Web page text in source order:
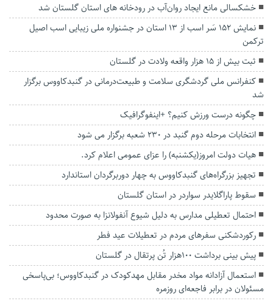
خشکسالی مانع ایجاد روان‌آب در رودخانه‌ های استان گلستان شد
نمایش ۱۵۲ سَر اسب از ۱۳ استان در جشنواره ملی زیبایی اسب اصیل
ترکمن
ثبت بیش از ۱۵ هزار واقعه ولادت در گلستان
کنفرانس ملی گردشگری سلامت و طبیعت‌درمانی در گنبدکاووس برگزار
شد
چگونه درست ورزش کنیم؟ +اینفوگرافیک
انتخابات مرحله دوم گنبد در ۲۳۰ شعبه برگزار می شود
هیات دولت امروز(یکشنبه) را عزای عمومی اعلام کرد.
تجهیز بزرگراه‌های گنبدکاووس به چهار دوربرگردان‌ استاندارد
سقوط پاراگلایدر سواردر در استان گلستان
احتمال تعطیلی مدارس به دلیل شیوع آنفولانزا به صورت محدود
رکوردشکنی سفرهای مردم در تعطیلات عید فطر
پیش بینی برداشت ۱۰۰هزار تُن پرتقال در گلستان
استعمال آزادانه مواد مخدر مقابل مهدکودک در گنبدکاووس؛ بی‌پاسخی
مسئولان در برابر فاجعه‌ای روزمره